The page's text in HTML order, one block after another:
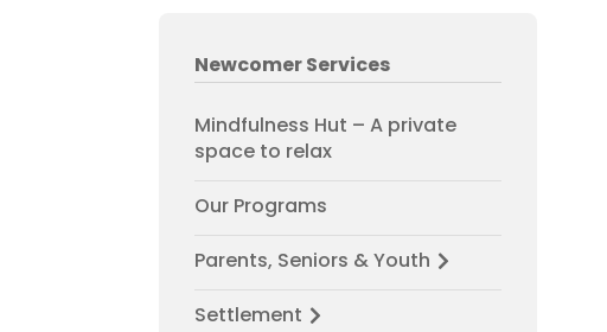
Newcomer Services
Mindfulness Hut – A private
space to relax
Our Programs
Parents, Seniors & Youth
Settlement